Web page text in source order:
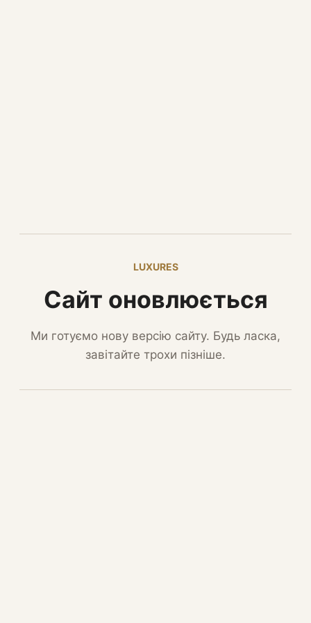
LUXURES
Сайт оновлюється
Ми готуємо нову версію сайту. Будь ласка,
завітайте трохи пізніше.